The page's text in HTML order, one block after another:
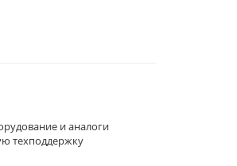
и аналоги
техподдержку